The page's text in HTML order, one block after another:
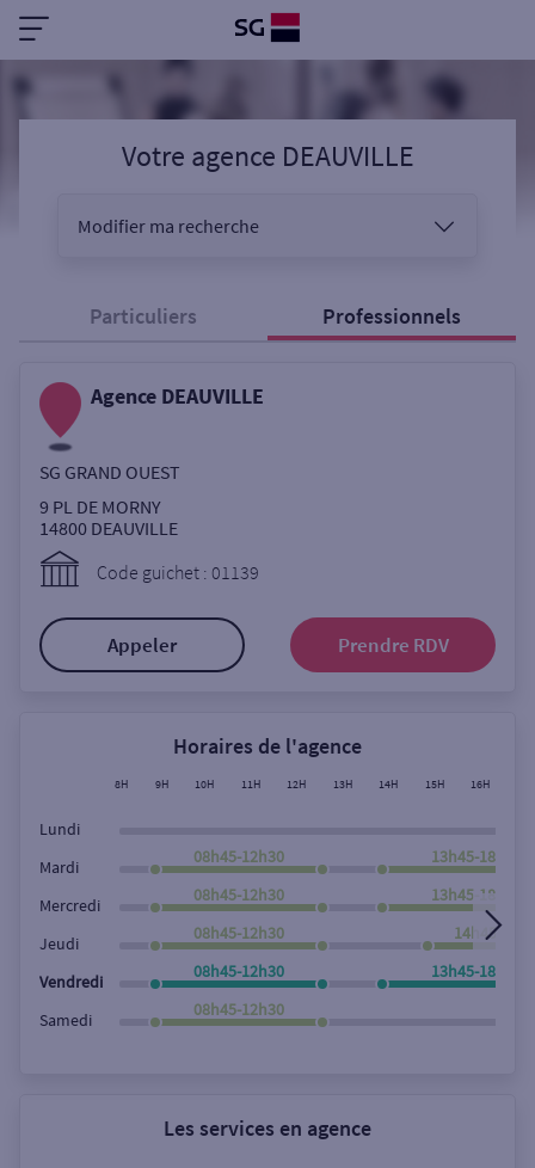
Votre agence DEAUVILLE
Modifier ma recherche
Sélectionnez votre recherche
Ouverte le samedi
ou
Rue
Rechercher
Particuliers Professionnels
Agence DEAUVILLE
SG GRAND OUEST
9 PL DE MORNY
14800 DEAUVILLE
Code guichet : 01139
Appeler Prendre RDV
Horaires de l'agence
8H 9H 10H 11H 12H 13H 14H 15H 16H
Lundi
Mardi
08h45-12h30 13h45-18h00
Mercredi
08h45-12h30 13h45-18h00
Jeudi
08h45-12h30 14h45-
Vendredi
08h45-12h30 13h45-18h00
Samedi
08h45-12h30
Les services en agence